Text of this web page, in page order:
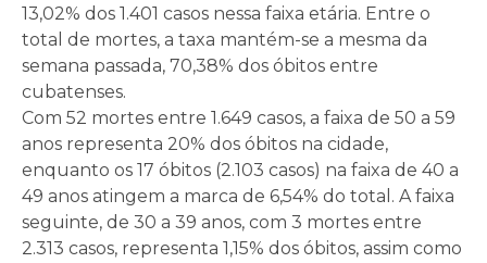
13,02% dos 1.401 casos nessa faixa etária. Entre o
total de mortes, a taxa mantém-se a mesma da
semana passada, 70,38% dos óbitos entre
cubatenses.
Com 52 mortes entre 1.649 casos, a faixa de 50 a 59
anos representa 20% dos óbitos na cidade,
enquanto os 17 óbitos (2.103 casos) na faixa de 40 a
49 anos atingem a marca de 6,54% do total. A faixa
seguinte, de 30 a 39 anos, com 3 mortes entre
2.313 casos, representa 1,15% dos óbitos, assim como